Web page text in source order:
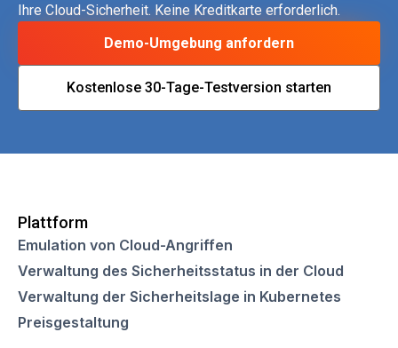
Ihre Cloud-Sicherheit. Keine Kreditkarte erforderlich.
Demo-Umgebung anfordern
Kostenlose 30-Tage-Testversion starten
Plattform
Emulation von Cloud-Angriffen
Verwaltung des Sicherheitsstatus in der Cloud
Verwaltung der Sicherheitslage in Kubernetes
Preisgestaltung